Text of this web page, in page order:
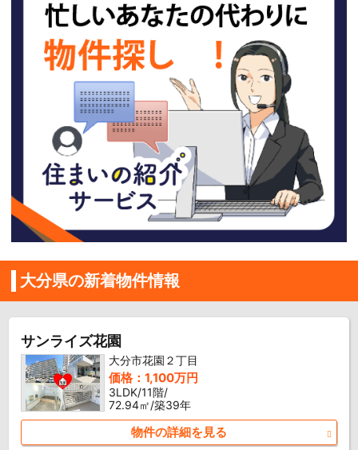
大分県の新着物件情報
サンライズ花園
大分市花園２丁目
価格：1,100万円
3LDK/11階/
72.94㎡/築39年
物件の詳細を見る